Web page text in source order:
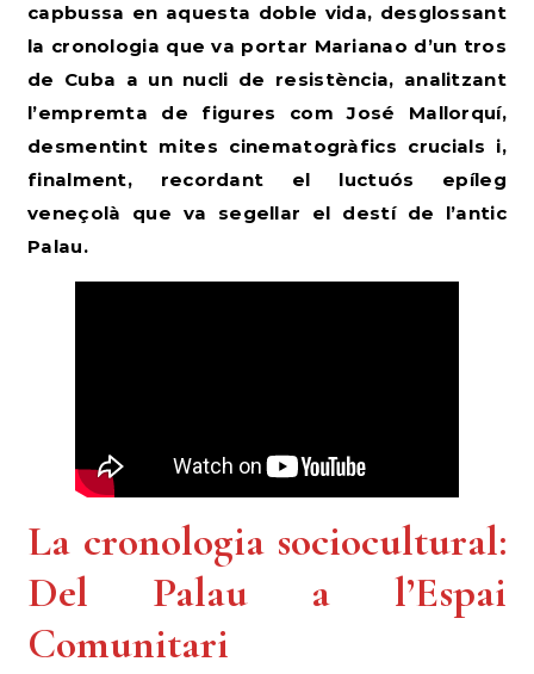
capbussa en aquesta doble vida, desglossant
la cronologia que va portar Marianao d’un tros
de Cuba a un nucli de resistència, analitzant
l’empremta de figures com José Mallorquí,
desmentint mites cinematogràfics crucials i,
finalment, recordant el luctuós epíleg
veneçolà que va segellar el destí de l’antic
Palau.
La cronologia sociocultural:
Del Palau a l’Espai
Comunitari